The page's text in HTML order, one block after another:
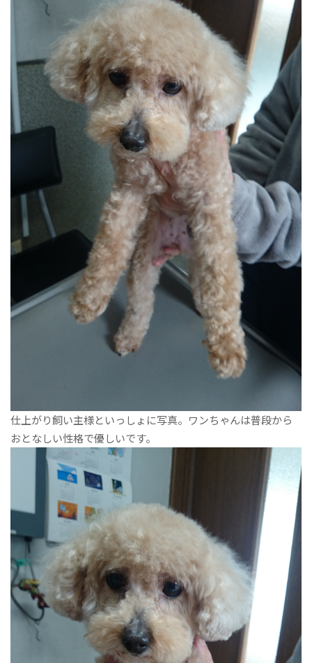
仕上がり飼い主様といっしょに写真。ワンちゃんは普段から
おとなしい性格で優しいです。